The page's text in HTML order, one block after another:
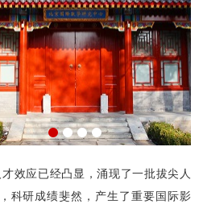
效应已经凸显，涌现了一批拔尖人
科研成绩斐然，产生了重要国际影